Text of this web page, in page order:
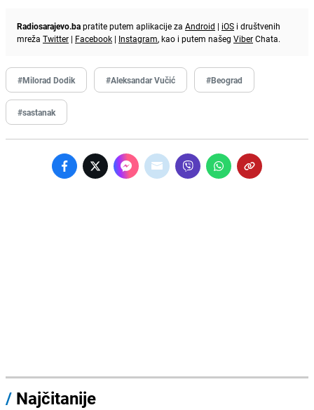
Radiosarajevo.bapratite putem aplikacije za Android | iOS i društvenih
mreža Twitter | Facebook | Instagram, kao i putem našeg ViberChata.
#Milorad Dodik #Aleksandar Vučić #Beograd
#sastanak
/ Najčitanije